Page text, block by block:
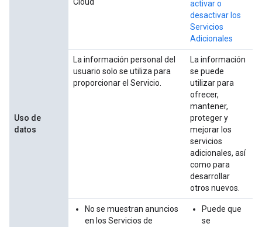
activar o
desactivar los
Servicios
Adicionales
Uso de
datos
La información personal del
usuario solo se utiliza para
proporcionar el Servicio.
La información
se puede
utilizar para
ofrecer,
mantener,
proteger y
mejorar los
servicios
adicionales, así
como para
desarrollar
otros nuevos.
No se muestran anuncios
en los Servicios de
Puede que
se